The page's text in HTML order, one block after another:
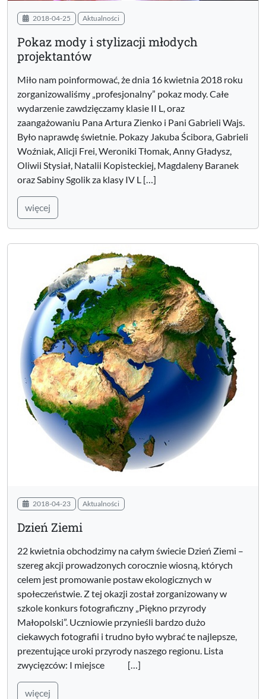
2018-04-25 Aktualności
Pokaz mody i stylizacji młodych
projektantów
Miło nam poinformować, że dnia 16 kwietnia 2018 roku
zorganizowaliśmy „profesjonalny” pokaz mody. Całe
wydarzenie zawdzięczamy klasie II L, oraz
zaangażowaniu Pana Artura Zienko i Pani Gabrieli Wajs.
Było naprawdę świetnie. Pokazy Jakuba Ścibora, Gabrieli
Woźniak, Alicji Frei, Weroniki Tłomak, Anny Gładysz,
Oliwii Stysiał, Natalii Kopisteckiej, Magdaleny Baranek
oraz Sabiny Sgolik za klasy IV L […]
więcej
2018-04-23 Aktualności
Dzień Ziemi
22 kwietnia obchodzimy na całym świecie Dzień Ziemi –
szereg akcji prowadzonych corocznie wiosną, których
celem jest promowanie postaw ekologicznych w
społeczeństwie. Z tej okazji został zorganizowany w
szkole konkurs fotograficzny „Piękno przyrody
Małopolski”. Uczniowie przynieśli bardzo dużo
ciekawych fotografii i trudno było wybrać te najlepsze,
prezentujące uroki przyrody naszego regionu. Lista
zwycięzców: I miejsce […]
więcej